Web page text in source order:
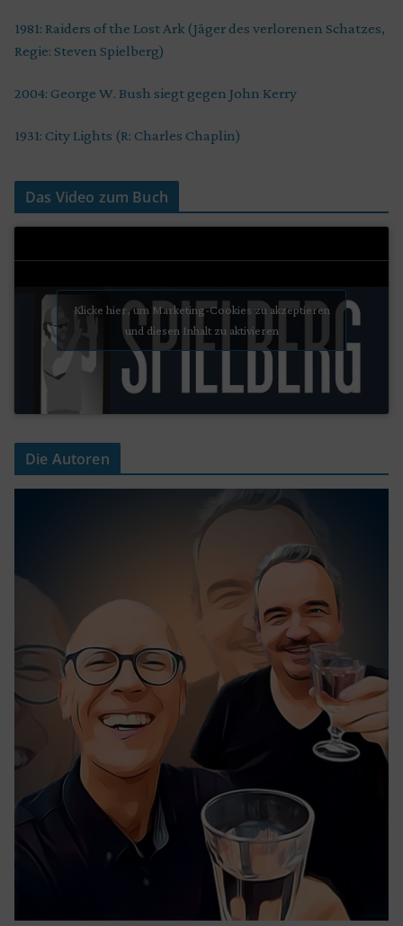
1981: Raiders of the Lost Ark (Jäger des verlorenen Schatzes,
Regie: Steven Spielberg)
2004: George W. Bush siegt gegen John Kerry
1931: City Lights (R: Charles Chaplin)
Das Video zum Buch
Klicke hier, um Marketing-Cookies zu akzeptieren
und diesen Inhalt zu aktivieren
Die Autoren